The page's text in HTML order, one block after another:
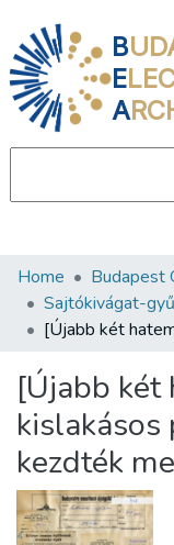
B
E
A
Communities &
All of DSpace
Statistics
About us
Home Budapest
Sajtókivágat-
[Újabb két
kezdték